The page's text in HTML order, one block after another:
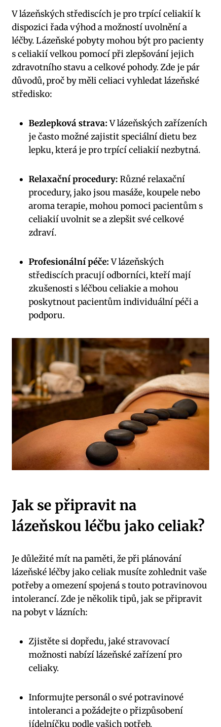
V lázeňských střediscích je pro trpící celiakií k
dispozici řada výhod a možností uvolnění a
léčby. Lázeňské pobyty mohou být pro pacienty
s celiakií velkou pomocí při zlepšování jejich
zdravotního stavu a celkové pohody. Zde je pár
důvodů, proč by měli celiaci vyhledat lázeňské
středisko:
Bezlepková strava:V lázeňských zařízeních
je často možné zajistit speciální dietu bez
lepku, která je pro trpící celiakií nezbytná.
Relaxační procedury: Různé relaxační
procedury, jako jsou masáže, koupele nebo
aroma terapie, mohou pomoci pacientům s
celiakií uvolnit se a zlepšit své celkové
zdraví.
Profesionální péče:V lázeňských
střediscích pracují odborníci, kteří mají
zkušenosti s léčbou celiakie a mohou
poskytnout pacientům individuální péči a
podporu.
Jak se připravit na
lázeňskou léčbu jako celiak?
Je důležité mít na paměti, že při plánování
lázeňské léčby jako celiak musíte zohlednit vaše
potřeby a omezení spojená s touto potravinovou
intolerancí. Zde je několik tipů, jak se připravit
na pobyt v lázních:
Zjistěte si dopředu, jaké stravovací
možnosti nabízí lázeňské zařízení pro
celiaky.
Informujte personál o své potravinové
intoleranci a požádejte o přizpůsobení
jídelníčku podle vašich potřeb.